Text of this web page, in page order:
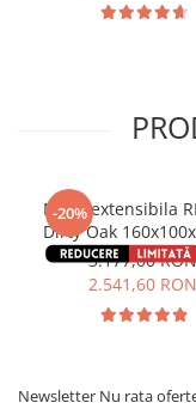
-20%
Masa extensibila
Dirty Oak
3.177,00 RON
2.541,60 RON
Newsletter Nu rata